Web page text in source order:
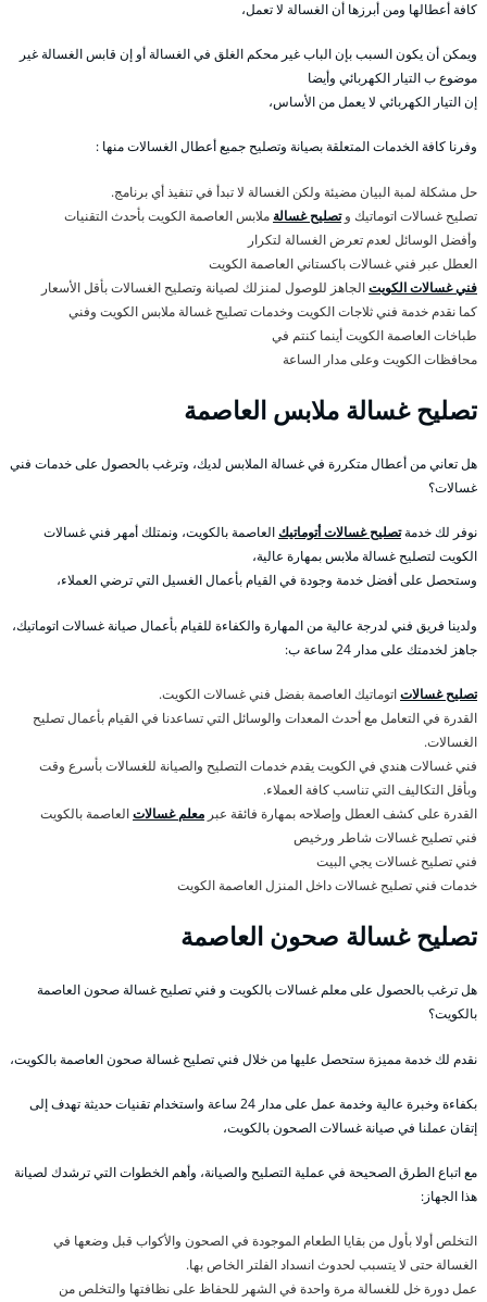
كافة أعطالها ومن أبرزها أن الغسالة لا تعمل،
ويمكن أن يكون السبب بإن الباب غير محكم الغلق في الغسالة أو إن قابس الغسالة غير
موضوع ب التيار الكهربائي وأيضا
إن التيار الكهربائي لا يعمل من الأساس،
وفرنا كافة الخدمات المتعلقة بصيانة وتصليح جميع أعطال الغسالات منها :
حل مشكلة لمبة البيان مضيئة ولكن الغسالة لا تبدأ في تنفيذ أي برنامج.
تصليح غسالات اتوماتيك وتصليح غسالة ملابس العاصمة الكويت بأحدث التقنيات
وأفضل الوسائل لعدم تعرض الغسالة لتكرار
العطل عبر فني غسالات باكستاني العاصمة الكويت
فني غسالات الكويتالجاهز للوصول لمنزلك لصيانة وتصليح الغسالات بأقل الأسعار
كما نقدم خدمة فني ثلاجات الكويت وخدمات تصليح غسالة ملابس الكويت وفني
طباخات العاصمة الكويت أينما كنتم في
محافظات الكويت وعلى مدار الساعة
تصليح غسالة ملابس العاصمة
هل تعاني من أعطال متكررة في غسالة الملابس لديك، وترغب بالحصول على خدمات فني
غسالات؟
نوفر لك خدمةتصليح غسالات أتوماتيك العاصمة بالكويت، ونمتلك أمهر فني غسالات
الكويت لتصليح غسالة ملابس بمهارة عالية،
وستحصل على أفضل خدمة وجودة في القيام بأعمال الغسيل التي ترضي العملاء،
ولدينا فريق فني لدرجة عالية من المهارة والكفاءة للقيام بأعمال صيانة غسالات اتوماتيك،
جاهز لخدمتك على مدار 24 ساعة ب:
تصليح غسالاتاتوماتيك العاصمة بفضل فني غسالات الكويت.
القدرة في التعامل مع أحدث المعدات والوسائل التي تساعدنا في القيام بأعمال تصليح
الغسالات.
فني غسالات هندي في الكويت يقدم خدمات التصليح والصيانة للغسالات بأسرع وقت
وبأقل التكاليف التي تناسب كافة العملاء.
القدرة على كشف العطل وإصلاحه بمهارة فائقة عبر معلم غسالاتالعاصمة بالكويت
فني تصليح غسالات شاطر ورخيص
فني تصليح غسالات يجي البيت
خدمات فني تصليح غسالات داخل المنزل العاصمة الكويت
تصليح غسالة صحون العاصمة
هل ترغب بالحصول على معلم غسالات بالكويت و فني تصليح غسالة صحون العاصمة
بالكويت؟
نقدم لك خدمة مميزة ستحصل عليها من خلال فني تصليح غسالة صحون العاصمة بالكويت،
بكفاءة وخبرة عالية وخدمة عمل على مدار 24 ساعة واستخدام تقنيات حديثة تهدف إلى
إتقان عملنا في صيانة غسالات الصحون بالكويت،
مع اتباع الطرق الصحيحة في عملية التصليح والصيانة، وأهم الخطوات التي ترشدك لصيانة
هذا الجهاز:
التخلص أولا بأول من بقايا الطعام الموجودة في الصحون والأكواب قبل وضعها في
الغسالة حتى لا يتسبب لحدوث انسداد الفلتر الخاص بها.
عمل دورة خل للغسالة مرة واحدة في الشهر للحفاظ على نظافتها والتخلص من